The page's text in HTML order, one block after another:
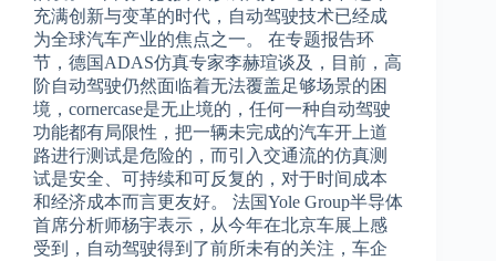
充满创新与变革的时代，自动驾驶技术已经成
为全球汽车产业的焦点之一。 在专题报告环
节，德国ADAS仿真专家李赫瑄谈及，目前，高
阶自动驾驶仍然面临着无法覆盖足够场景的困
境，cornercase是无止境的，任何一种自动驾驶
功能都有局限性，把一辆未完成的汽车开上道
路进行测试是危险的，而引入交通流的仿真测
试是安全、可持续和可反复的，对于时间成本
和经济成本而言更友好。 法国Yole Group半导体
首席分析师杨宇表示，从今年在北京车展上感
受到，自动驾驶得到了前所未有的关注，车企